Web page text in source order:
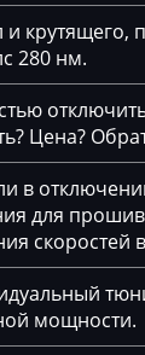
и крутящего,
280 нм.
Цена?
в
для
скоростей
мощности.